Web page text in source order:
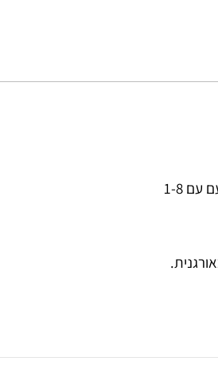
המוצר נועד להמתיק באופן טבעי את המשקאות והמאכלים החביבים עליכם. מומלץ להמתיק לפי הטעם עם 1-8